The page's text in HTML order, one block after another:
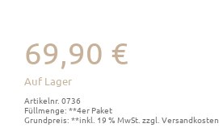
69,90 €
Auf Lager
Artikelnr. 0736
Füllmenge: **4er Paket
Grundpreis: **inkl. 19 % MwSt. zzgl. Versandkosten